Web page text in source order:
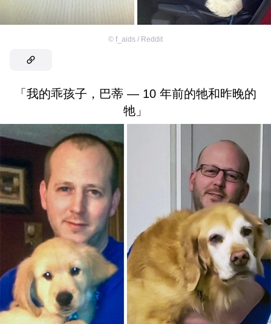
© f_aids / Reddit
「我的乖孩子，巴蒂 — 10 年前的牠和昨晚的
牠」